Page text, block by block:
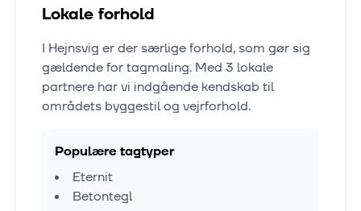
Lokale forhold
I Hejnsvig er der særlige forhold, som gør sig
gældende for tagmaling. Med 3 lokale
partnere har vi indgående kendskab til
områdets byggestil og vejrforhold.
Populære tagtyper
Eternit
Betontegl